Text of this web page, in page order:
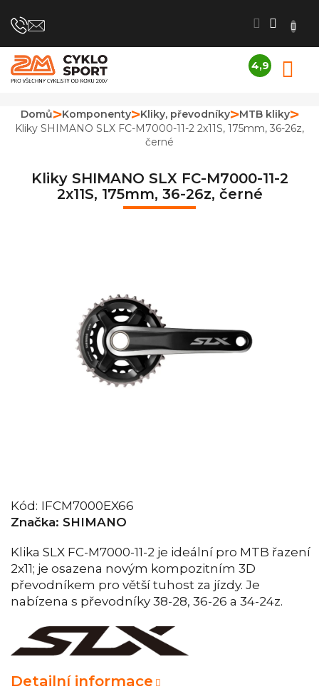
na
4,9
obchodu
je
4,9
Domů Komponenty Kliky, převodníky
MTB kliky
Kliky SHIMANO SLX FC-M7000-11-2 2x11S, 175mm, 36-26z,
černé
Kliky SHIMANO SLX FC-M7000-11-2
2x11S, 175mm, 36-26z, černé
Kód: IFCM7000EX66
Značka: SHIMANO
Klika SLX FC-M7000-11-2 je ideální pro MTB řazení
2x11; je osazena novým kompozitním 3D
převodníkem pro větší tuhost za jízdy. Je
nabízena s převodníky 38-28, 36-26 a 34-24z.
Detailní informace